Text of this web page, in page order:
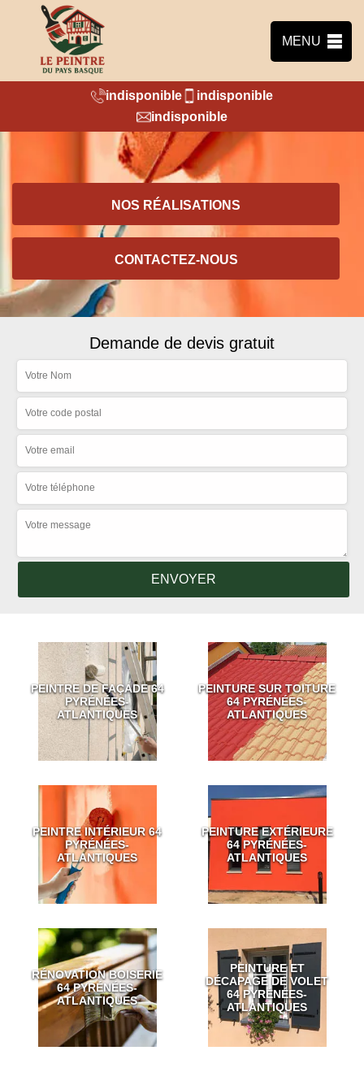
MENU
indisponible
indisponible
indisponible
NOS RÉALISATIONS
CONTACTEZ-NOUS
Demande de devis gratuit
PEINTRE DE FAÇADE 64
PYRÉNÉES-
ATLANTIQUES
PEINTURE SUR TOITURE
64 PYRÉNÉES-
ATLANTIQUES
PEINTRE INTÉRIEUR 64
PYRÉNÉES-
ATLANTIQUES
PEINTURE EXTÉRIEURE
64 PYRÉNÉES-
ATLANTIQUES
RÉNOVATION BOISERIE
64 PYRÉNÉES-
ATLANTIQUES
PEINTURE ET
DÉCAPAGE DE VOLET
64 PYRÉNÉES-
ATLANTIQUES